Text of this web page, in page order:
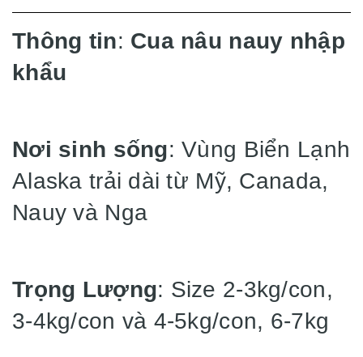
Thông tin: Cua nâu nauy nhập
khẩu
Nơi sinh sống: Vùng Biển Lạnh
Alaska trải dài từ Mỹ, Canada,
Nauy và Nga
Trọng Lượng: Size 2-3kg/con,
3-4kg/con và 4-5kg/con, 6-7kg